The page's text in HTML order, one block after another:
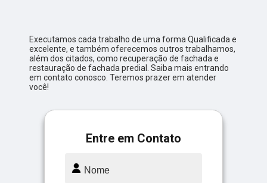
Executamos cada trabalho de uma forma Qualificada e
excelente, e também oferecemos outros trabalhamos,
além dos citados, como recuperação de fachada e
restauração de fachada predial. Saiba mais entrando
em contato conosco. Teremos prazer em atender
você!
Entre em Contato